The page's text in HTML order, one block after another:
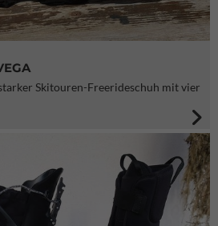
Skitouren-Freerideschuh mit vier